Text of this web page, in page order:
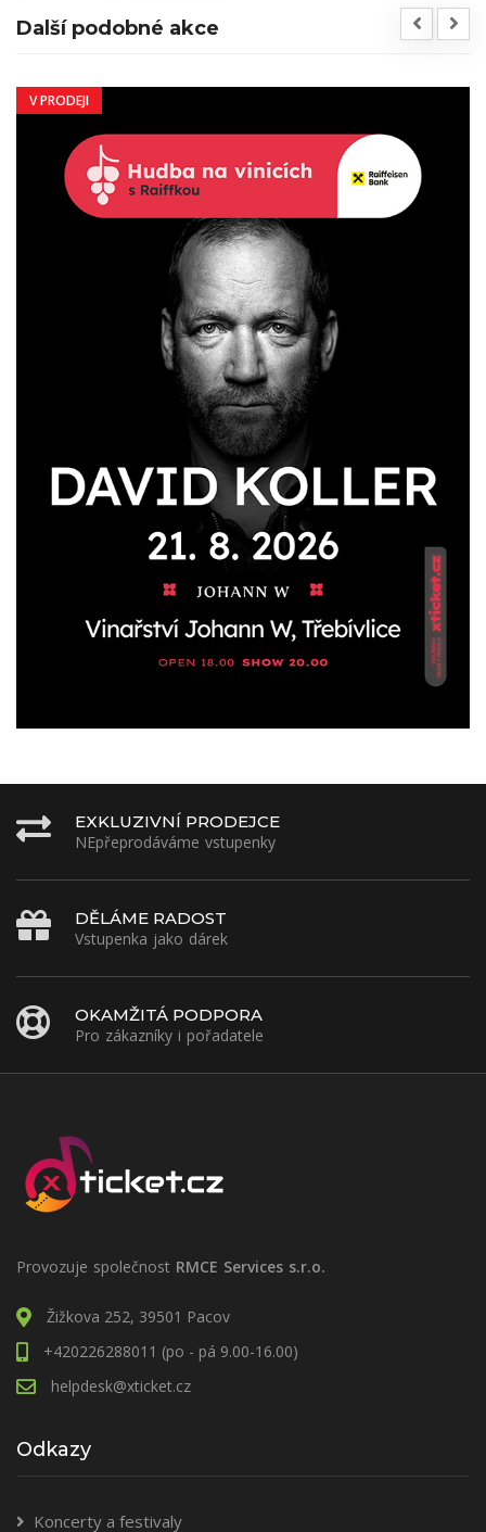
Další podobné akce
V PRODEJI
EXKLUZIVNÍ PRODEJCE
NEpřeprodáváme vstupenky
DĚLÁME RADOST
Vstupenka jako dárek
OKAMŽITÁ PODPORA
Pro zákazníky i pořadatele
Provozuje společnost RMCE Services s.r.o.
Žižkova 252, 39501 Pacov
+420226288011 (po - pá 9.00-16.00)
helpdesk@xticket.cz
Odkazy
Koncerty a festivaly